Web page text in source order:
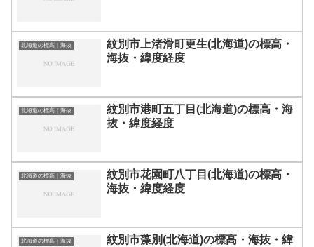
北海道の標高｜海抜
紋別市上渚滑町更生(北海道)の標高・
海抜・緯度経度
北海道の標高｜海抜
紋別市港町五丁目(北海道)の標高・海
抜・緯度経度
北海道の標高｜海抜
紋別市花園町八丁目(北海道)の標高・
海抜・緯度経度
北海道の標高｜海抜
紋別市藻別(北海道)の標高・海抜・緯